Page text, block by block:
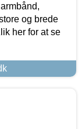
og brede
her for at se